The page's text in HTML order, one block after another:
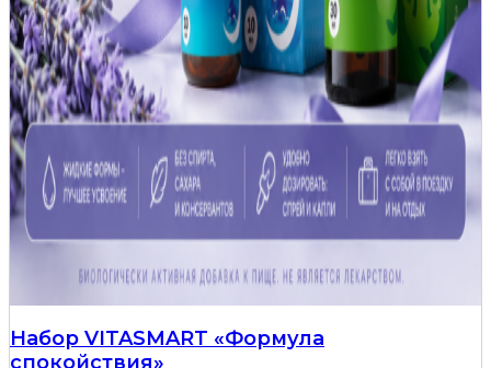
Набор VITASMART «Формула
спокойствия»